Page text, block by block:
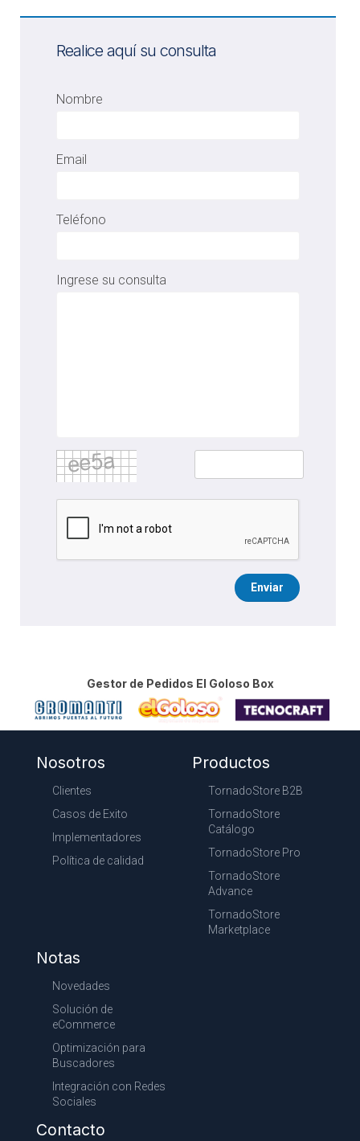
Realice aquí su consulta
Nombre
Email
Teléfono
Ingrese su consulta
Enviar
Gestor de Pedidos El Goloso Box
Nosotros
Clientes
Casos de Exito
Implementadores
Política de calidad
Productos
TornadoStore B2B
TornadoStore
Catálogo
TornadoStore Pro
TornadoStore
Advance
TornadoStore
Marketplace
Notas
Novedades
Solución de
eCommerce
Optimización para
Buscadores
Integración con Redes
Sociales
Contacto